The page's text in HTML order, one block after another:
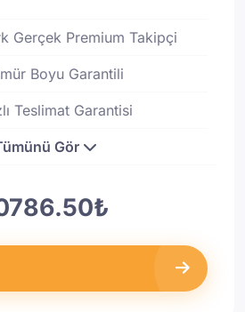
Gerçek Premium Takipçi
Boyu Garantili
Teslimat Garantisi
Gör